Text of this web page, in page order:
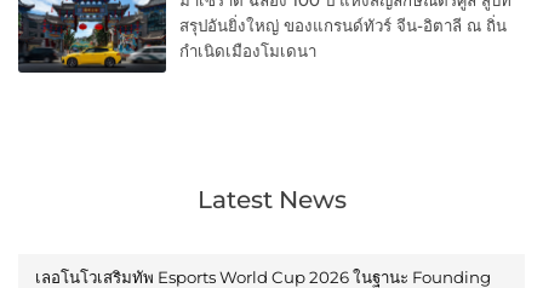
สรุปอันยิ่งใหญ่ ของแกรนด์ทัวร์ จีน-อิตาลี ณ ถิ่น
กำเนิดเมืองโมเดนา
Latest News
เลอโนโวเสริมทัพ Esports World Cup 2026 ในฐานะ Founding